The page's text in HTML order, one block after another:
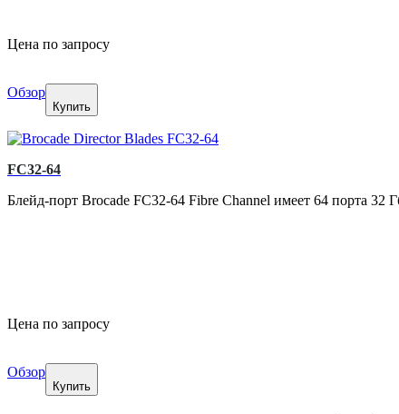
Цена по запросу
Обзор
Купить
FC32-64
Блейд-порт Brocade FC32-64 Fibre Channel имеет 64 порта 32
Цена по запросу
Обзор
Купить